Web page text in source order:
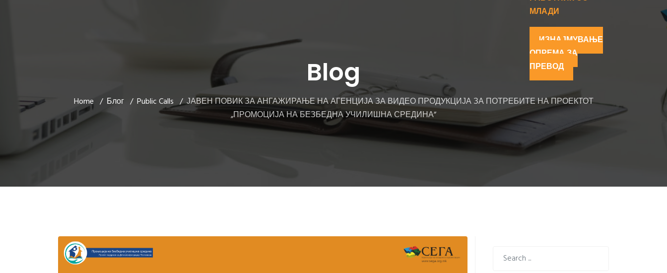
МЛАДИ
ИЗНАЈМУВАЊЕ
ОПРЕМА ЗА
ПРЕВОД
Blog
Home Блог Public Calls
ЈАВЕН ПОВИК ЗА АНГАЖИРАЊЕ НА АГЕНЦИЈА ЗА ВИДЕО ПРОДУКЦИЈА ЗА ПОТРЕБИТЕ НА ПРОЕКТОТ
„ПРОМОЦИЈА НА БЕЗБЕДНА УЧИЛИШНА СРЕДИНА”